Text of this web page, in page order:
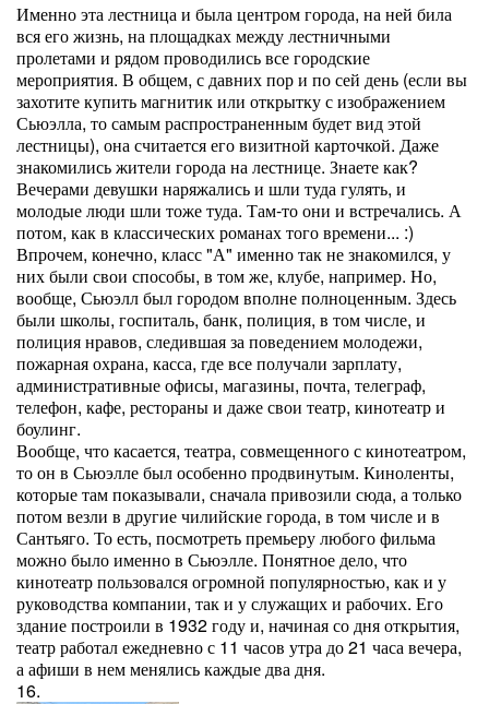
Именно эта лестница и была центром города, на ней била
вся его жизнь, на площадках между лестничными
пролетами и рядом проводились все городские
мероприятия. В общем, с давних пор и по сей день (если вы
захотите купить магнитик или открытку с изображением
Сьюэлла, то самым распространенным будет вид этой
лестницы), она считается его визитной карточкой. Даже
знакомились жители города на лестнице. Знаете как?
Вечерами девушки наряжались и шли туда гулять, и
молодые люди шли тоже туда. Там-то они и встречались. А
потом, как в классических романах того времени... :)
Впрочем, конечно, класс "А" именно так не знакомился, у
них были свои способы, в том же, клубе, например. Но,
вообще, Сьюэлл был городом вполне полноценным. Здесь
были школы, госпиталь, банк, полиция, в том числе, и
полиция нравов, следившая за поведением молодежи,
пожарная охрана, касса, где все получали зарплату,
административные офисы, магазины, почта, телеграф,
телефон, кафе, рестораны и даже свои театр, кинотеатр и
боулинг.
Вообще, что касается, театра, совмещенного с кинотеатром,
то он в Сьюэлле был особенно продвинутым. Киноленты,
которые там показывали, сначала привозили сюда, а только
потом везли в другие чилийские города, в том числе и в
Сантьяго. То есть, посмотреть премьеру любого фильма
можно было именно в Сьюэлле. Понятное дело, что
кинотеатр пользовался огромной популярностью, как и у
руководства компании, так и у служащих и рабочих. Его
здание построили в 1932 году и, начиная со дня открытия,
театр работал ежедневно с 11 часов утра до 21 часа вечера,
а афиши в нем менялись каждые два дня.
16.